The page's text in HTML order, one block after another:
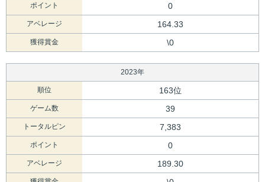
ポイント 0
アベレージ 164.33
獲得賞金 \0
2023年
順位 163位
ゲーム数 39
トータルピン 7,383
ポイント 0
アベレージ 189.30